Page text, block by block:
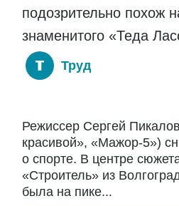
подозрительно похож
знаменитого «Теда
Труд
Режиссер Сергей
красивой», «Мажор-5»)
о спорте. В центре
«Строитель» из
была на пике...